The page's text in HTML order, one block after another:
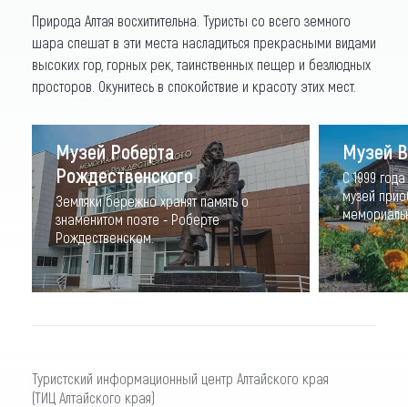
Природа Алтая восхитительна. Туристы со всего земного
шара спешат в эти места насладиться прекрасными видами
высоких гор, горных рек, таинственных пещер и безлюдных
просторов. Окунитесь в спокойствие и красоту этих мест.
Музей Роберта
Рождественского
Земляки бережно хранят память о
знаменитом поэте - Роберте
Рождественском.
Музей
С 1999
музей
Туристский информационный центр Алтайского края
(ТИЦ Алтайского края)